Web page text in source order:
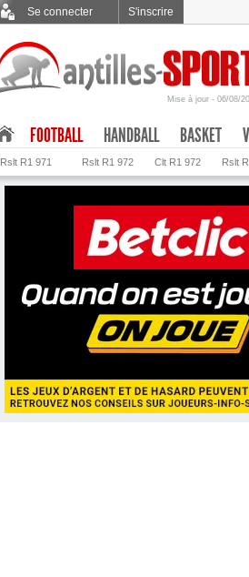
Se connecter S'inscrire
Mise à jour - 06/08/
FOOTBALL
Rslt R1 971 Rslt R1 972 Clt R1 972 Rslt
HANDBALL BASKET